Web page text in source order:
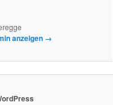
anzeigen →